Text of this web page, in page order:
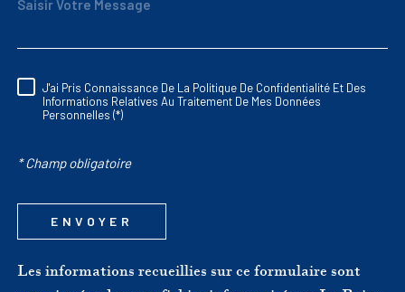
RÈGLEMENTATION
J'ai Pris Connaissance De La Politique De Confidentialité Et Des
Informations Relatives Au Traitement De Mes Données
Personnelles (*)
* Champ obligatoire
ENVOYER
Les informations recueillies sur ce formulaire sont